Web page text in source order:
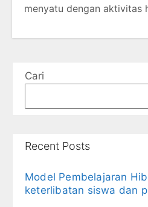
menyatu dengan aktivitas
Cari
Recent Posts
Model Pembelajaran
keterlibatan siswa dan